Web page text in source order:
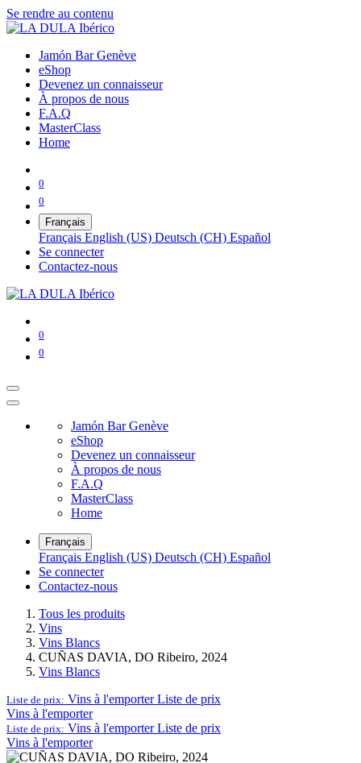
Se rendre au contenu
Jamón Bar Genève
eShop
Devenez un connaisseur
À propos de nous
F.A.Q
MasterClass
Home
0
0
Français
Français English (US) Deutsch (CH) Español
Se connecter
Contactez-nous
0
0
Jamón Bar Genève
eShop
Devenez un connaisseur
À propos de nous
F.A.Q
MasterClass
Home
Français
Français English (US) Deutsch (CH) Español
Se connecter
Contactez-nous
Tous les produits
Vins
Vins Blancs
CUÑAS DAVIA, DO Ribeiro, 2024
Vins Blancs
Liste de prix: Vins à l'emporter Liste de prix
Vins à l'emporter
Liste de prix: Vins à l'emporter Liste de prix
Vins à l'emporter